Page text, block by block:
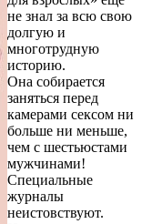
не знал за всю свою
долгую и
многотрудную
историю.
Она собирается
заняться перед
камерами сексом ни
больше ни меньше,
чем с шестьюстами
мужчинами!
Специальные
журналы
неистовствуют.